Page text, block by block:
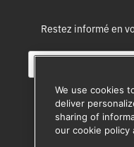
Restez informé en
E
We use cookies
deliver
sharing of
our cookie policy